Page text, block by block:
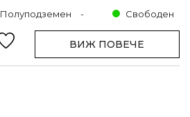
Полуподземен - Свободен
ВИЖ ПОВЕЧЕ